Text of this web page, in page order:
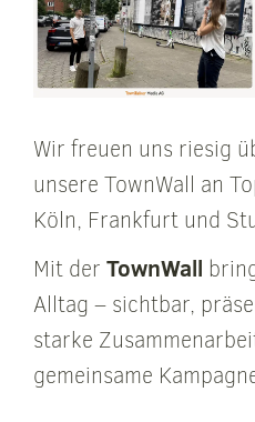
Wir freuen uns riesig
unsere TownWall an
Köln, Frankfurt und
Mit der TownWall
Alltag – sichtbar,
starke
gemeinsame